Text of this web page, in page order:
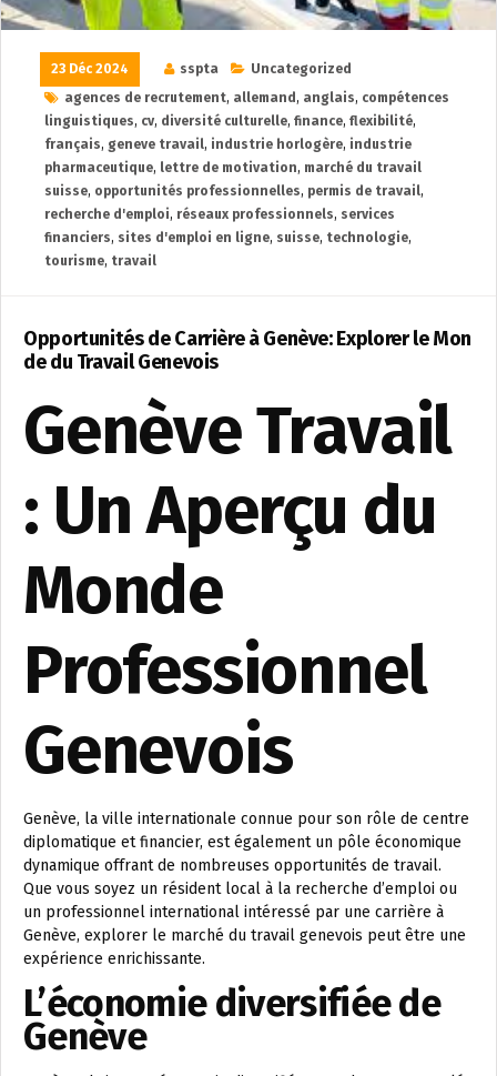
23 Déc 2024 sspta
Uncategorized
agences de recrutement, allemand, anglais, compétences
linguistiques, cv, diversité culturelle, finance, flexibilité,
français, geneve travail, industrie horlogère, industrie
pharmaceutique, lettre de motivation, marché du travail
suisse, opportunités professionnelles, permis de travail,
recherche d'emploi, réseaux professionnels, services
financiers, sites d'emploi en ligne, suisse, technologie,
tourisme, travail
Opportunités de Carrière à Genève: Explorer le Mon
de du Travail Genevois
Genève Travail
: Un Aperçu du
Monde
Professionnel
Genevois
Genève, la ville internationale connue pour son rôle de centre
diplomatique et financier, est également un pôle économique
dynamique offrant de nombreuses opportunités de travail.
Que vous soyez un résident local à la recherche d’emploi ou
un professionnel international intéressé par une carrière à
Genève, explorer le marché du travail genevois peut être une
expérience enrichissante.
L’économie diversifiée de
Genève